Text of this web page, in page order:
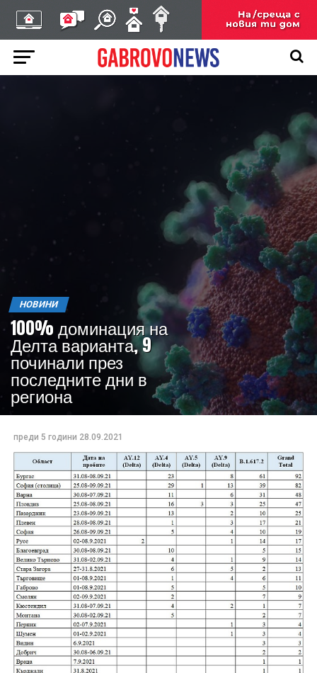
НОВИНИ
100% доминация на
Делта варианта, 9
починали през
последните дни в
региона
преди 5 години 28.09.2021